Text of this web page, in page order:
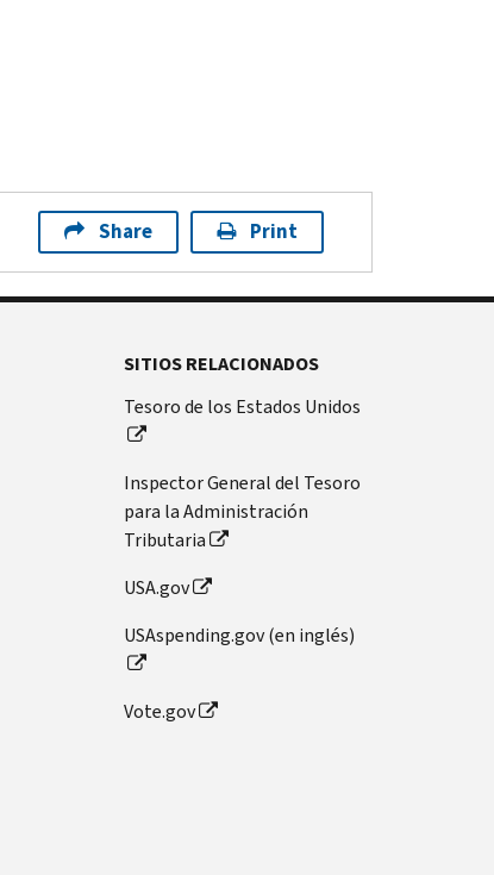
Share Print
SITIOS RELACIONADOS
Tesoro de los Estados Unidos
Inspector General del Tesoro
para la Administración
Tributaria
USA.gov
USAspending.gov (en inglés)
Vote.gov